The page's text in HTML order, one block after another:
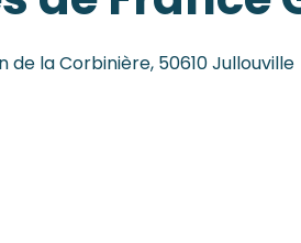
de la Corbinière, 50610 Jullouville